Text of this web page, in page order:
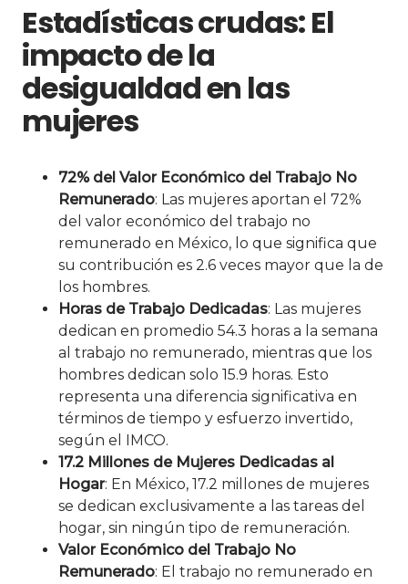
Estadísticas crudas: El
impacto de la
desigualdad en las
mujeres
72% del Valor Económico del Trabajo No
Remunerado: Las mujeres aportan el 72%
del valor económico del trabajo no
remunerado en México, lo que significa que
su contribución es 2.6 veces mayor que la de
los hombres.
Horas de Trabajo Dedicadas: Las mujeres
dedican en promedio 54.3 horas a la semana
al trabajo no remunerado, mientras que los
hombres dedican solo 15.9 horas. Esto
representa una diferencia significativa en
términos de tiempo y esfuerzo invertido,
según el IMCO.
17.2 Millones de Mujeres Dedicadas al
Hogar: En México, 17.2 millones de mujeres
se dedican exclusivamente a las tareas del
hogar, sin ningún tipo de remuneración.
Valor Económico del Trabajo No
Remunerado: El trabajo no remunerado en